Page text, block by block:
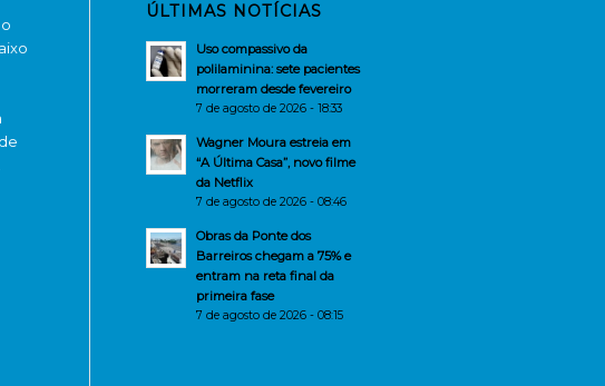
ÚLTIMAS NOTÍCIAS
Uso compassivo da
polilaminina: sete pacientes
morreram desde fevereiro
7 de agosto de 2026 - 18:33
Wagner Moura estreia em
“A Última Casa”, novo filme
da Netflix
7 de agosto de 2026 - 08:46
Obras da Ponte dos
Barreiros chegam a 75% e
entram na reta final da
primeira fase
7 de agosto de 2026 - 08:15